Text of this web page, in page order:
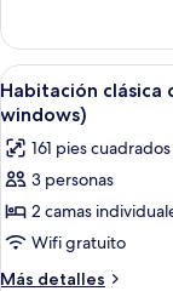
matrimonial
(transom
windows)
doble
estándar,
1
cama
matrimonial
(transom
windows)
Abrir
todas
las
fotos
de
Habitación
clásica
con
4
Habitación clásica
windows)
161 pies cuadrados
3 personas
2 camas
Wifi gratuito
Más detalles
Más